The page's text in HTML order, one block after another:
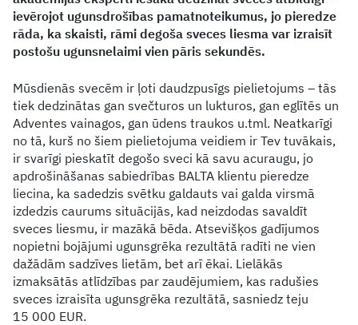
ievērojot ugunsdrošības pamatnoteikumus, jo pieredze
rāda, ka skaisti, rāmi degoša sveces liesma var izraisīt
postošu ugunsnelaimi vien pāris sekundēs.
Mūsdienās svecēm ir ļoti daudzpusīgs pielietojums – tās
tiek dedzinātas gan svečturos un lukturos, gan eglītēs un
Adventes vainagos, gan ūdens traukos u.tml. Neatkarīgi
no tā, kurš no šiem pielietojuma veidiem ir Tev tuvākais,
ir svarīgi pieskatīt degošo sveci kā savu acuraugu, jo
apdrošināšanas sabiedrības BALTA klientu pieredze
liecina, ka sadedzis svētku galdauts vai galda virsmā
izdedzis caurums situācijās, kad neizdodas savaldīt
sveces liesmu, ir mazākā bēda. Atsevišķos gadījumos
nopietni bojājumi ugunsgrēka rezultātā radīti ne vien
dažādām sadzīves lietām, bet arī ēkai. Lielākās
izmaksātās atlīdzības par zaudējumiem, kas radušies
sveces izraisīta ugunsgrēka rezultātā, sasniedz teju
15 000 EUR.